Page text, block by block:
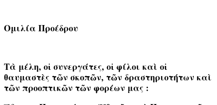
Ομιλία Προέδρου
Τὰ μέλη, οἱ συνεργάτες, οἱ φίλοι καὶ οἱ
θαυμαστὲς τῶν σκοπῶν, τῶν δραστηριοτήτων καὶ
τῶν προοπτικῶν τῶν φορέων μας :